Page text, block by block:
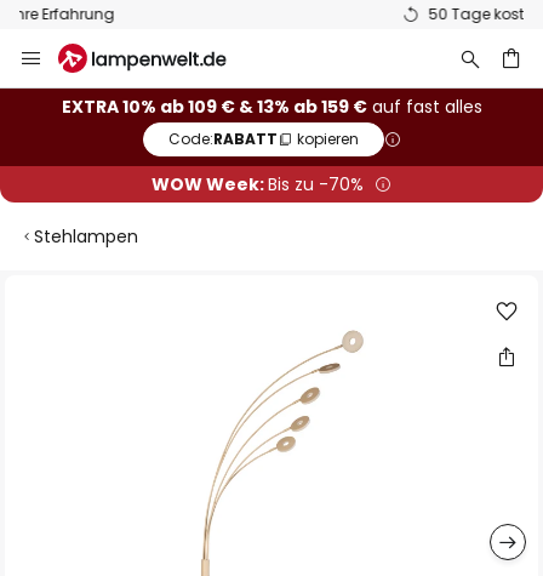
Inhalt
springen
EXTRA 10% ab 109 € & 13% ab 159 €auf fast alles
Code:RABATT kopieren
WOW Week:Bis zu -70%
Stehlampen